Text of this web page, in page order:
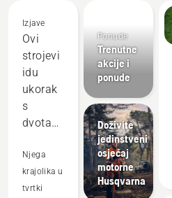
Izjave
Ovi
strojevi
idu
ukorak
s
dvotaktnom
i
nadmašuju
u
Njega
krajolika u
tvrtki
Ponude
Trenutne
akcije i
ponude
Doživite
jedinstveni
osjećaj
motorne
Husqvarna